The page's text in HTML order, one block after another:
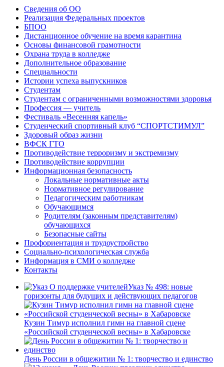
Сведения об ОО
Реализация Федеральных проектов
БПОО
Дистанционное обучение на время карантина
Основы финансовой грамотности
Охрана труда в колледже
Дополнительное образование
Специальности
Истории успеха выпускников
Студентам
Студентам с ограниченными возможностями здоровья
Профессия — учитель
Фестиваль «Весенняя капель»
Студенческий спортивный клуб “СПОРТСТИМУЛ”
Здоровый образ жизни
ВФСК ГТО
Противодействие терроризму и экстремизму
Противодействие коррупции
Информационная безопасность
Локальные нормативные акты
Нормативное регулирование
Педагогическим работникам
Обучающимся
Родителям (законным представителям)
обучающихся
Безопасные сайты
Профориентация и трудоустройство
Социально-психологическая служба
Информация в СМИ о колледже
Контакты
Указ № 498: новые
горизонты для будущих и действующих педагогов
Кузин Тимур исполнил гимн на главной сцене
«Российской студенческой весны» в Хабаровске
День России в общежитии № 1: творчество и единство